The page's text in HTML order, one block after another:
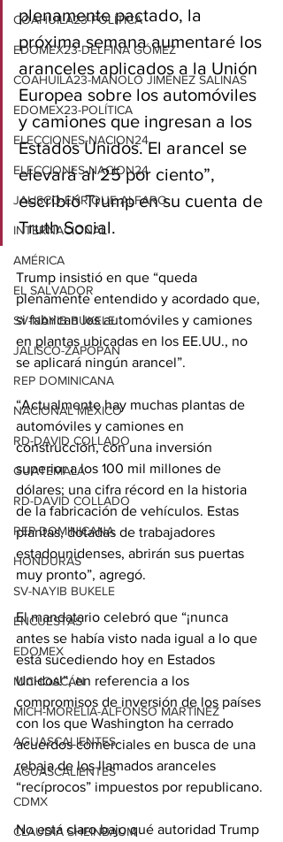
COAHUILA23-POLÍTICA
EDOMEX23-DELFINA GÓMEZ
COAHUILA23-MANOLO JIMÉNEZ SALINAS
EDOMEX23-POLÍTICA
ELECCIONES-NACION24
ELECCIONES-NACION24
JALISCO-ENRIQUE ALFARO
INTERNACIONAL
AMÉRICA
EL SALVADOR
SV-NAYIB BUKELE
JALISCO-ZAPOPAN
REP DOMINICANA
NACIONAL MÉXICO
RD-DAVID COLLADO
GUATEMALA
RD-DAVID COLLADO
REP DOMINICANA
HONDURAS
SV-NAYIB BUKELE
ENCUESTAS
EDOMEX
MICHOACÁN
MICH-MORELIA-ALFONSO MARTÍNEZ
AGUASCALIENTES
AGUASCALIENTES
CDMX
CLAUDIA SHEINBAUM
plenamente pactado, la
próxima semana aumentaré los
aranceles aplicados a la Unión
Europea sobre los automóviles
y camiones que ingresan a los
Estados Unidos. El arancel se
elevará al 25 por ciento”,
escribió Trump en su cuenta de
Truth Social.
Trump insistió en que “queda
plenamente entendido y acordado que,
si fabrican los automóviles y camiones
en plantas ubicadas en los EE.UU., no
se aplicará ningún arancel”.
“Actualmente hay muchas plantas de
automóviles y camiones en
construcción, con una inversión
superior a los 100 mil millones de
dólares; una cifra récord en la historia
de la fabricación de vehículos. Estas
plantas, dotadas de trabajadores
estadounidenses, abrirán sus puertas
muy pronto”, agregó.
El mandatario celebró que “¡nunca
antes se había visto nada igual a lo que
está sucediendo hoy en Estados
Unidos!”, en referencia a los
compromisos de inversión de los países
con los que Washington ha cerrado
acuerdos comerciales en busca de una
rebaja de los llamados aranceles
“recíprocos” impuestos por republicano.
No está claro bajo qué autoridad Trump